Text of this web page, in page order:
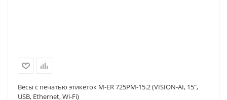
Весы с печатью этикеток M-ER 725PM-15.2 (VISION-AI, 15",
USB, Ethernet, Wi-Fi)